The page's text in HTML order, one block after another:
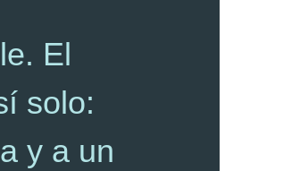
El
solo:
y a un